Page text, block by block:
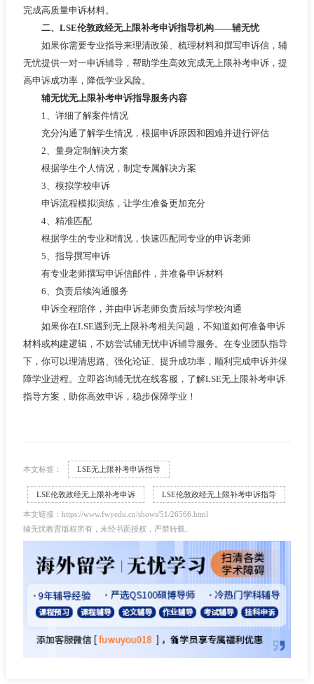
完成高质量申诉材料。
二、LSE伦敦政经无上限补考申诉指导机构——辅无忧
如果你需要专业指导来理清政策、梳理材料和撰写申诉信，辅
无忧提供一对一申诉辅导，帮助学生高效完成无上限补考申诉，提
高申诉成功率，降低学业风险。
辅无忧无上限补考申诉指导服务内容
1、详细了解案件情况
充分沟通了解学生情况，根据申诉原因和困难并进行评估
2、量身定制解决方案
根据学生个人情况，制定专属解决方案
3、模拟学校申诉
申诉流程模拟演练，让学生准备更加充分
4、精准匹配
根据学生的专业和情况，快速匹配同专业的申诉老师
5、指导撰写申诉
有专业老师撰写申诉信邮件，并准备申诉材料
6、负责后续沟通服务
申诉全程陪伴，并由申诉老师负责后续与学校沟通
如果你在LSE遇到无上限补考相关问题，不知道如何准备申诉
材料或构建逻辑，不妨尝试辅无忧申诉辅导服务。在专业团队指导
下，你可以理清思路、强化论证、提升成功率，顺利完成申诉并保
障学业进程。立即咨询辅无忧在线客服，了解LSE无上限补考申诉
指导方案，助你高效申诉，稳步保障学业！
本文标签： LSE无上限补考申诉指导
LSE伦敦政经无上限补考申诉 LSE伦敦政经无上限补考申诉指导
本文链接：https://www.fwyedu.cn/shows/51/26566.html
辅无忧教育版权所有，未经书面授权，严禁转载。